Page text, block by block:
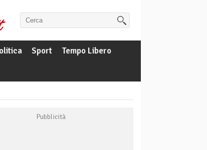
Sport
Tempo Libero